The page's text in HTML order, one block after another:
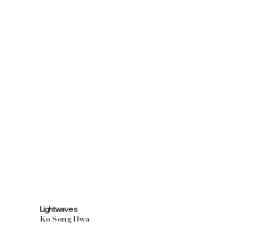
Lightwaves
Ko Song Hwa